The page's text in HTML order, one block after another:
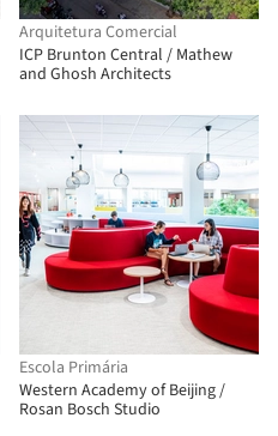
Arquitetura Comercial
ICP Brunton Central / Mathew
and Ghosh Architects
Escola Primária
Western Academy of Beijing /
Rosan Bosch Studio